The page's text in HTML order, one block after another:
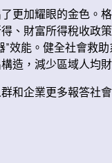
更加耀眼的金色。
、財富所得稅收政
效能。健全社會救
造，減少區域人均
和企業更多報答社